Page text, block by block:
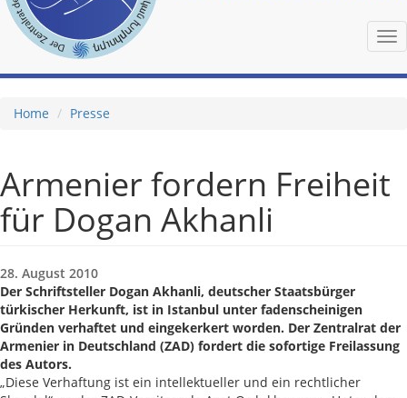
Home Presse
Armenier fordern Freiheit
für Dogan Akhanli
28. August 2010
Der Schriftsteller Dogan Akhanli, deutscher Staatsbürger
türkischer Herkunft, ist in Istanbul unter fadenscheinigen
Gründen verhaftet und eingekerkert worden. Der Zentralrat der
Armenier in Deutschland (ZAD) fordert die sofortige Freilassung
des Autors.
„Diese Verhaftung ist ein intellektueller und ein rechtlicher